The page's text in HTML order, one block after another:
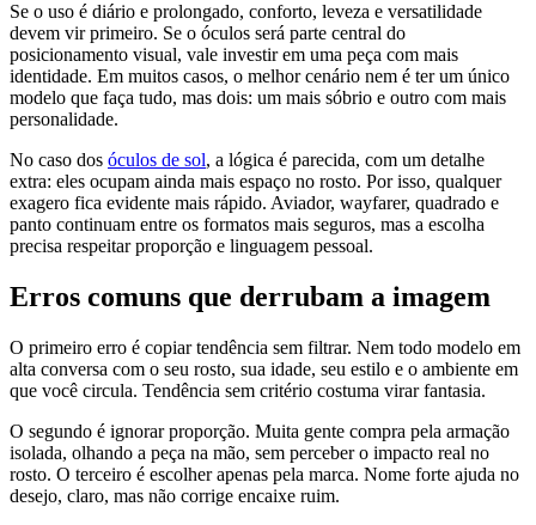
Se o uso é diário e prolongado, conforto, leveza e versatilidade
devem vir primeiro. Se o óculos será parte central do
posicionamento visual, vale investir em uma peça com mais
identidade. Em muitos casos, o melhor cenário nem é ter um único
modelo que faça tudo, mas dois: um mais sóbrio e outro com mais
personalidade.
No caso dos óculos de sol, a lógica é parecida, com um detalhe
extra: eles ocupam ainda mais espaço no rosto. Por isso, qualquer
exagero fica evidente mais rápido. Aviador, wayfarer, quadrado e
panto continuam entre os formatos mais seguros, mas a escolha
precisa respeitar proporção e linguagem pessoal.
Erros comuns que derrubam a imagem
O primeiro erro é copiar tendência sem filtrar. Nem todo modelo em
alta conversa com o seu rosto, sua idade, seu estilo e o ambiente em
que você circula. Tendência sem critério costuma virar fantasia.
O segundo é ignorar proporção. Muita gente compra pela armação
isolada, olhando a peça na mão, sem perceber o impacto real no
rosto. O terceiro é escolher apenas pela marca. Nome forte ajuda no
desejo, claro, mas não corrige encaixe ruim.